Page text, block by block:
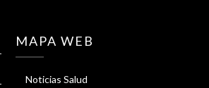
MAPA WEB
Noticias Salud